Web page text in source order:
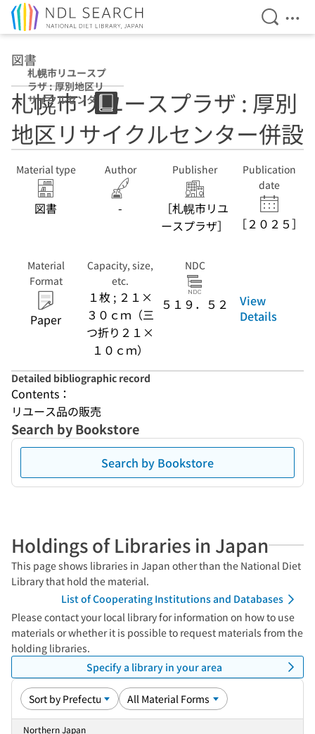
Open
図書
札幌市リユースプ
ラザ : 厚別地区リ
サイクルセンター
併設
札幌市リユースプラザ : 厚別
地区リサイクルセンター併設
Material type
図書
Author
-
Publisher
［札幌市リユ
ースプラザ］
Publication
date
［２０２５］
Material
Format
Paper
Capacity, size,
etc.
１枚 ; ２１×
３０ｃｍ（三
つ折り２１×
１０ｃｍ）
NDC
５１９．５２
View
Details
Detailed bibliographic record
Contents：
リユース品の販売
Search by Bookstore
Search by Bookstore
Holdings of Libraries in Japan
This page shows libraries in Japan other than the National Diet
Library that hold the material.
List of Cooperating Institutions and Databases
Please contact your local library for information on how to use
materials or whether it is possible to request materials from the
holding libraries.
Specify a library in your area
Northern Japan